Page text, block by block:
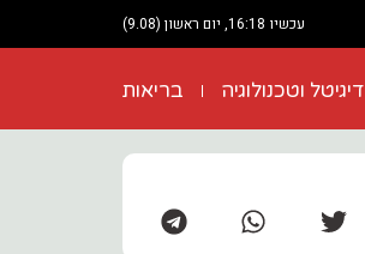
עכשיו 16:18, יום ראשון (9.08)
דיגיטל וטכנולוגיה בריאות